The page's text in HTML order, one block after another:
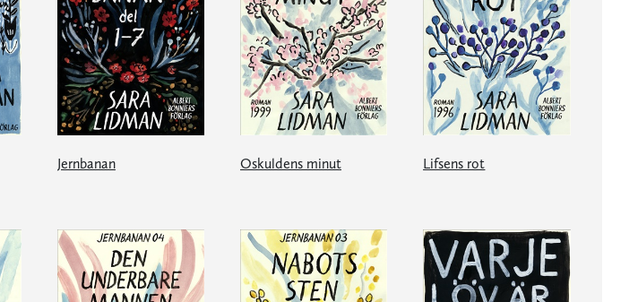
Jernbanan Oskuldens minut Lifsens rot